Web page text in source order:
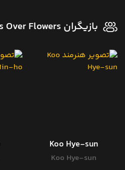
بازیگران Boys Over Flowers
Koo Hye-sun
Koo Hye-sun